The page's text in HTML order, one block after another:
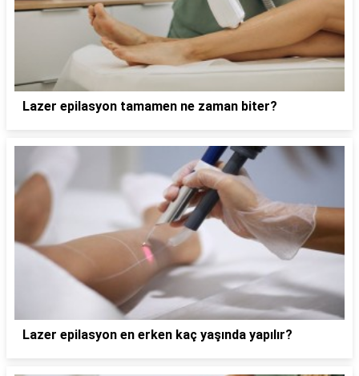
Lazer epilasyon tamamen ne zaman biter?
Lazer epilasyon en erken kaç yaşında yapılır?